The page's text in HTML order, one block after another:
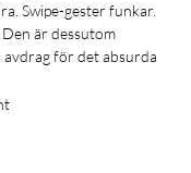
och tionde
Swipe-gester funkar.
är dessutom
avdrag för det absurda